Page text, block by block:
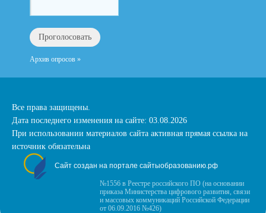
Архив опросов »
Все права защищены.
Дата последнего изменения на сайте: 03.08.2026
При использовании материалов сайта активная прямая ссылка на
источник обязательна
Сайт создан на портале сайтыобразованию.рф
№1556 в Реестре российского ПО (на основании
приказа Министерства цифрового развития, связи
и массовых коммуникаций Российской Федерации
от 06.09.2016 №426)